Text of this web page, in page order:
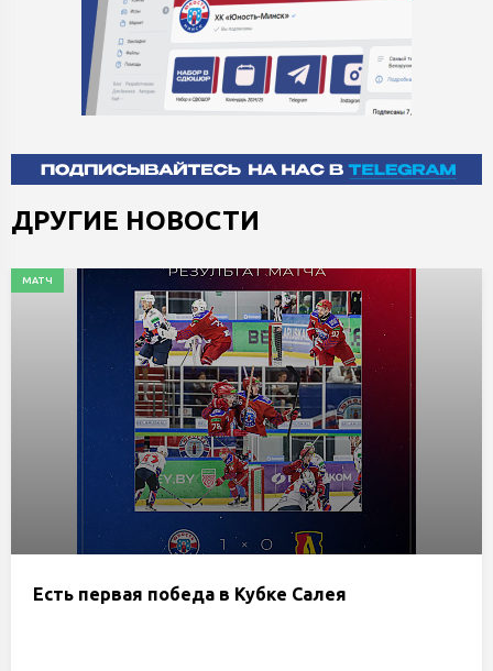
ДРУГИЕ НОВОСТИ
МАТЧ
Есть первая победа в Кубке Салея